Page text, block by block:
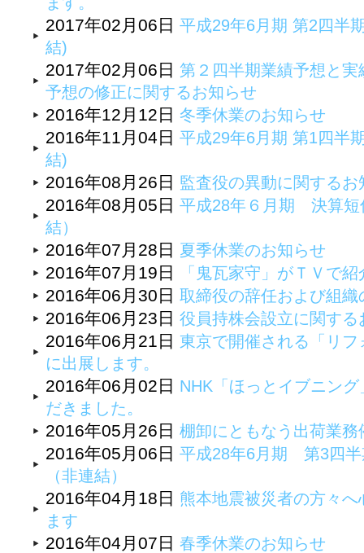
2017年02月06日 平成29年6月期 第2四半
結)
2017年02月06日 第２四半期業績予想と
予想の修正に関するお知らせ
2016年12月12日 冬季休業のお知らせ
2016年11月04日 平成29年6月期 第1四半
結)
2016年08月26日 監査役の異動に関するお
2016年08月05日 平成28年６月期 決算短
結）
2016年07月28日 夏季休業のお知らせ
2016年07月19日 「鬼瓦家守」がＴＶで
2016年06月30日 取締役の辞任および組
2016年06月23日 役員持株会設立に関する
2016年06月21日 東京で開催される「リ
に出展します。
2016年06月02日 NHK「ほっとイブニン
だきました。
2016年05月26日 棚卸にともなう出荷業務
2016年05月06日 平成28年6月期 第3四半
（非連結）
2016年04月18日 熊本地震被災者の方々
ます
2016年04月07日 春季休業のお知らせ